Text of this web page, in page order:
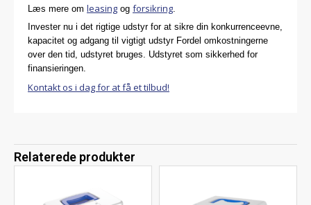
Læs mere om leasing og forsikring
Invester nu i det rigtige udstyr for at sikre din konkurrenceevne,
kapacitet og adgang til vigtigt udstyr Fordel omkostningerne
over den tid, udstyret bruges. Udstyret som sikkerhed for
finansieringen.
Kontakt os i dag for at få et tilbud!
Relaterede produkter